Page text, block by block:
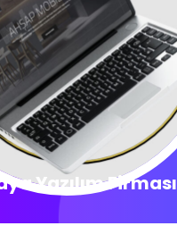
Yazılım Firması